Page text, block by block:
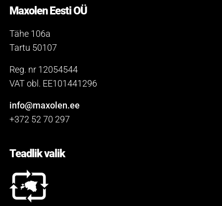
Maxolen Eesti OÜ
Tähe 106a
Tartu 50107
Reg. nr 12054544
VAT obl. EE101441296
info@maxolen.ee
+372 52 70 297
Teadlik valik